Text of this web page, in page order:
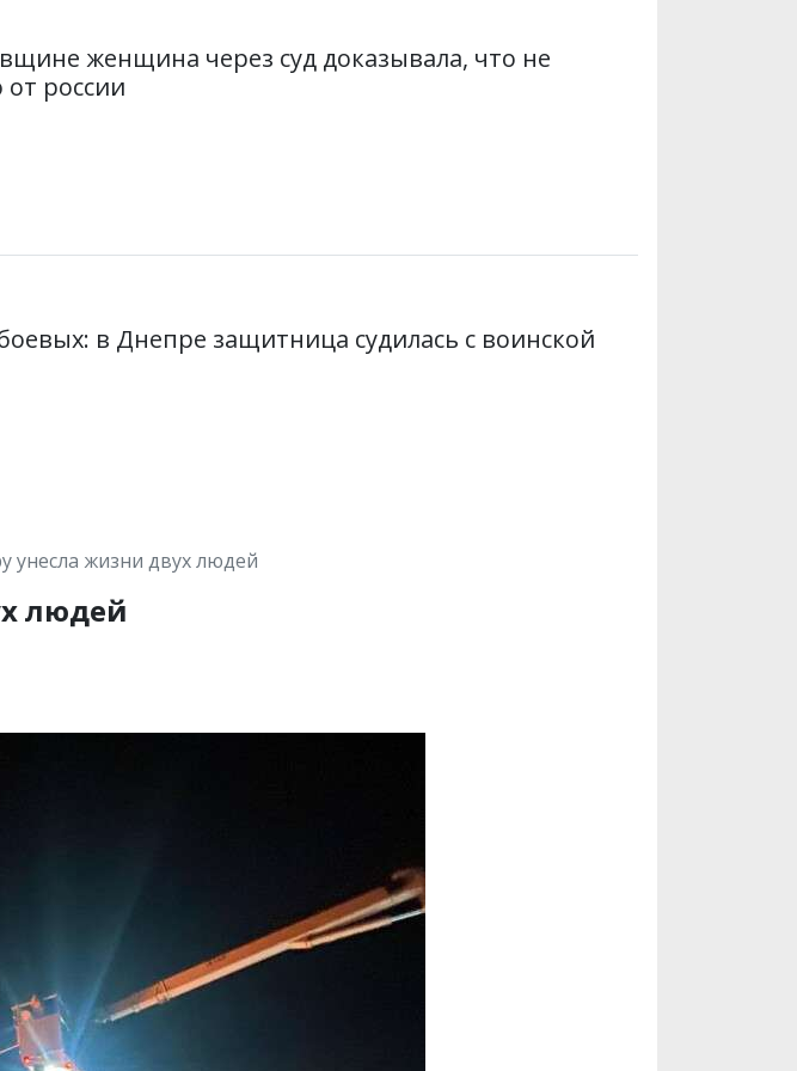
женщина через суд доказывала, что не
россии
в Днепре защитница судилась с воинской
унесла жизни двух людей
людей